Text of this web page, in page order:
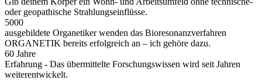
oder geopathische Strahlungseinflüsse.
5000
ausgebildete Organetiker wenden das Bioresonanzverfahren
ORGANETIK bereits erfolgreich an – ich gehöre dazu.
60 Jahre
Erfahrung - Das übermittelte Forschungswissen wird seit Jahren
weiterentwickelt.